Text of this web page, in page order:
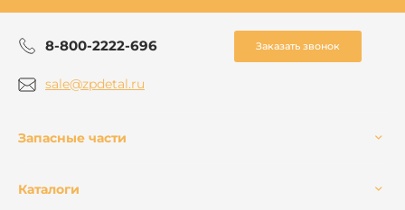
8-800-2222-696 Заказать звонок
sale@zpdetal.ru
Запасные части
Каталоги